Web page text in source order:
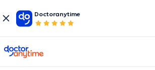
Doctoranytime
doctoranytime